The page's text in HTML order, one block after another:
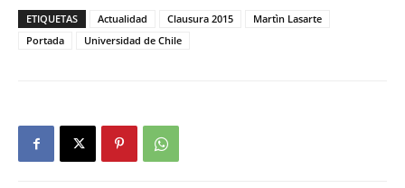
ETIQUETAS Actualidad Clausura 2015
Martìn Lasarte
Portada
Universidad de Chile